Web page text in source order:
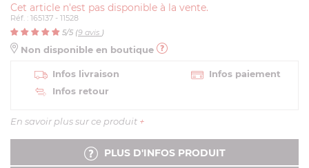
Cet article n'est pas disponible à la vente.
Réf. : 165137 - 11528
5/5 (9 avis )
Non disponible en boutique
Infos livraison
Infos paiement
Infos retour
En savoir plus sur ce produit +
PLUS D'INFOS PRODUIT